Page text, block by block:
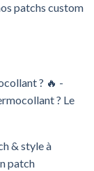
patchs custom
? 🔥 -
? Le
& style à
patch